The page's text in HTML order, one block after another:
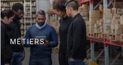
MÉTIERS